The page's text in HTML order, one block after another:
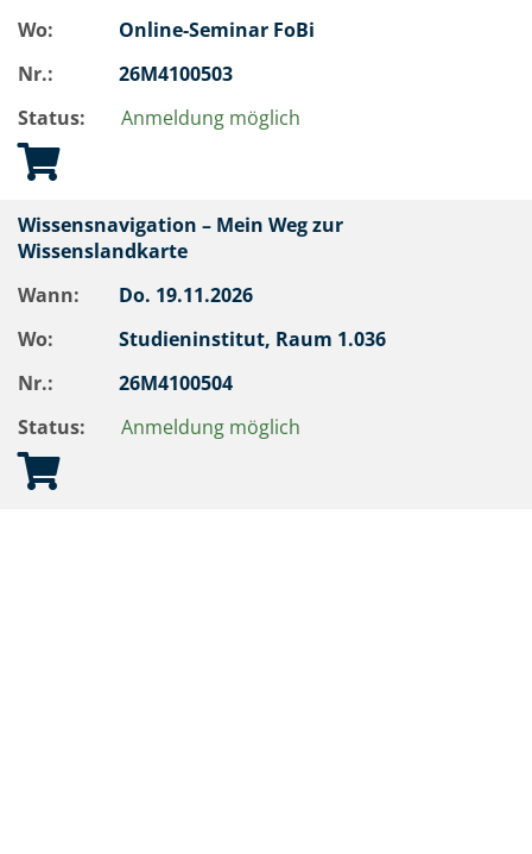
Wo:
Online-Seminar FoBi
Nr.:
26M4100503
Status:
Anmeldung möglich
Wissensnavigation – Mein Weg zur
Wissenslandkarte
Wann:
Do. 19.11.2026
Wo:
Studieninstitut, Raum 1.036
Nr.:
26M4100504
Status:
Anmeldung möglich